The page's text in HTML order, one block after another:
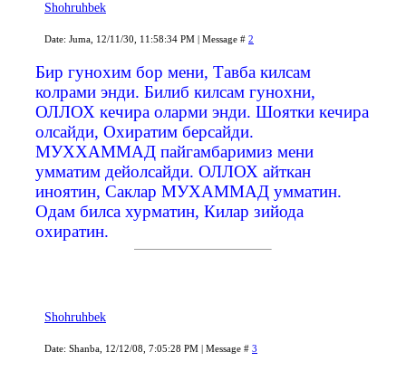
Shohruhbek
Date: Juma, 12/11/30, 11:58:34 PM | Message # 2
Бир гунохим бор мени, Тавба килсам
колрами энди. Билиб килсам гунохни,
ОЛЛОХ кечира оларми энди. Шоятки кечира
олсайди, Охиратим берсайди.
МУХХАММАД пайгамбаримиз мени
умматим дейолсайди. ОЛЛОХ айткан
иноятин, Саклар МУХАММАД умматин.
Одам билса хурматин, Килар зийода
охиратин.
Shohruhbek
Date: Shanba, 12/12/08, 7:05:28 PM | Message # 3